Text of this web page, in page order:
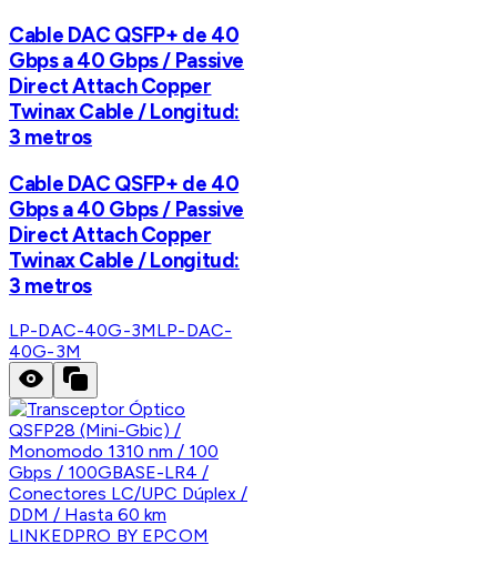
Cable DAC QSFP+ de 40
Gbps a 40 Gbps / Passive
Direct Attach Copper
Twinax Cable / Longitud:
3 metros
Cable DAC QSFP+ de 40
Gbps a 40 Gbps / Passive
Direct Attach Copper
Twinax Cable / Longitud:
3 metros
LP-DAC-40G-3MLP-DAC-
40G-3M
LINKEDPRO BY EPCOM